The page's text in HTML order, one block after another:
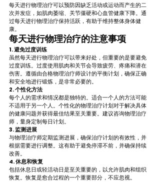
每天进行物理治疗可以预防因缺乏活动或运动而产生的二
次并发症，如肌肉萎缩、关节僵硬和心血管健康下降。通
过每天进行物理治疗保持活跃，有助于维持整体身体健
康。
每天进行物理治疗的注意事项
1. 避免过度训练
虽然每天进行物理治疗可以带来好处，但重要的是要避免
过度训练。过度使用肌肉和关节会导致疲劳、疼痛和潜在
伤害。遵循由合格物理治疗师设计的平衡计划，确保正确
和安全地进行锻炼，是非常必要的。
2. 个性化方法
每个人的需求和情况都是独特的。适合一个人的方法可能
不适用于另一个人。个性化的物理治疗计划对于解决具体
的健康问题并获得最佳结果至关重要。建议咨询物理治疗
师，量身定制每日计划。
3. 监测进展
与物理治疗师定期监测进展，确保治疗计划的有效性，并
根据需要进行调整。这有助于避免停滞不前，并确保持续
改善。
4. 休息和恢复
包括休息日或轻活动日是至关重要的，以允许肌肉和组织
恢复。恢复是愈合过程的一个重要部分，不应忽视。